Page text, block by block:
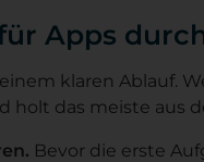
Apps
klaren Ablauf.
holt das meiste aus
Bevor die erste